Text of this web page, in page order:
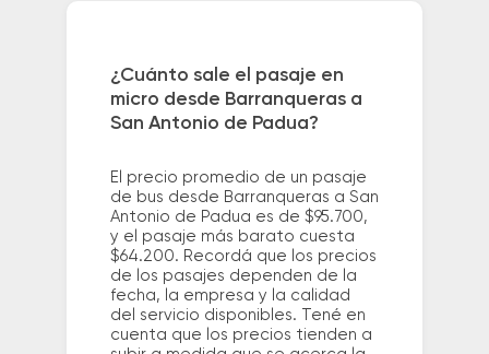
¿Cuánto sale el pasaje en
micro desde Barranqueras a
San Antonio de Padua?
El precio promedio de un pasaje
de bus desde Barranqueras a San
Antonio de Padua es de $95.700,
y el pasaje más barato cuesta
$64.200. Recordá que los precios
de los pasajes dependen de la
fecha, la empresa y la calidad
del servicio disponibles. Tené en
cuenta que los precios tienden a